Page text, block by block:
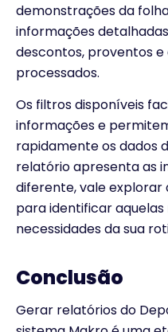
demonstrações da
informações
descontos, proventos
processados.
Os filtros disponíveis
informações e
rapidamente os dados
relatório apresenta as
diferente, vale explorar
para identificar aquelas
necessidades da sua
Conclusão
Gerar relatórios do